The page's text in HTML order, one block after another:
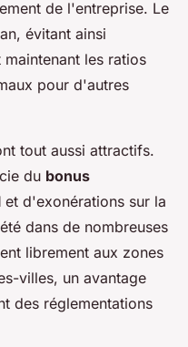
de l'entreprise. Le
évitant ainsi
les ratios
pour d'autres
tout aussi attractifs.
du bonus
et d'exonérations sur la
dans de nombreuses
librement aux zones
villes, un avantage
des réglementations